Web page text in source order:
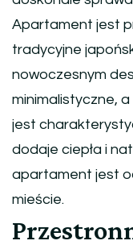
Apartament jest
tradycyjne
nowoczesnym
minimalistyczne,
jest
dodaje ciepła i
apartament jest
mieście.